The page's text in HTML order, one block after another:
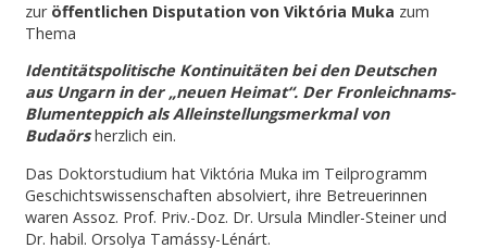
zur öffentlichen Disputation von Viktória Muka zum
Thema
Identitätspolitische Kontinuitäten bei den Deutschen
aus Ungarn in der „neuen Heimat“. Der Fronleichnams-
Blumenteppich als Alleinstellungsmerkmal von
Budaörsherzlich ein.
Das Doktorstudium hat Viktória Muka im Teilprogramm
Geschichtswissenschaften absolviert, ihre Betreuerinnen
waren Assoz. Prof. Priv.-Doz. Dr. Ursula Mindler-Steiner und
Dr. habil. Orsolya Tamássy-Lénárt.